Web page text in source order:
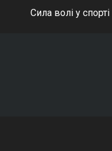
Сила волі у спорті